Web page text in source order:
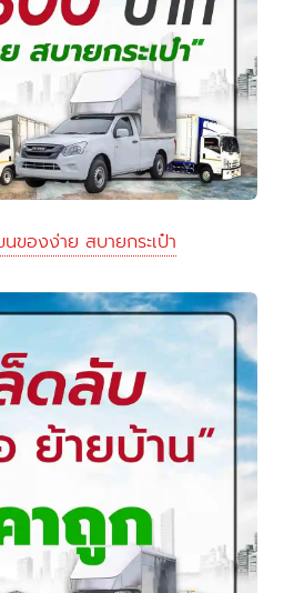
ของง่าย สบายกระเป๋า